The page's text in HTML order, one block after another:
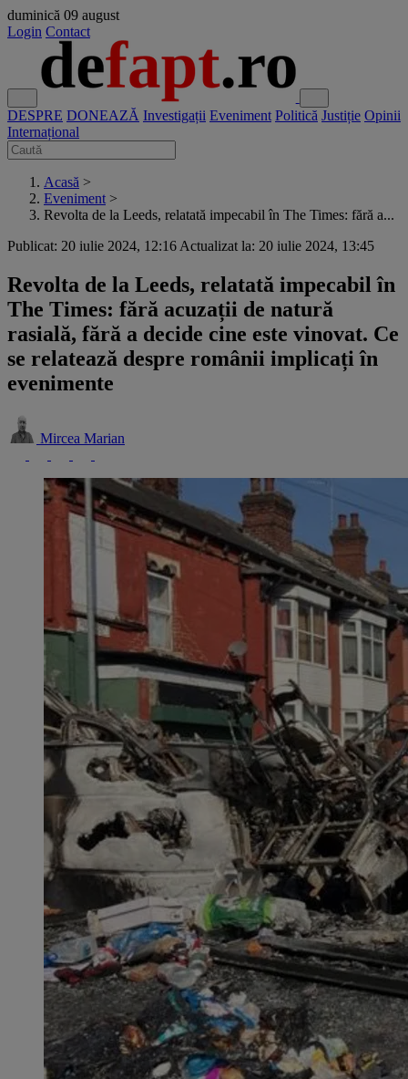
duminică 09 august
Login Contact
DESPRE DONEAZĂ Investigații Eveniment Politică Justiție Opinii
Internațional
Acasă >
Eveniment >
Revolta de la Leeds, relatată impecabil în The Times: fără a...
Publicat: 20 iulie 2024, 12:16 Actualizat la: 20 iulie 2024, 13:45
Revolta de la Leeds, relatată impecabil în
The Times: fără acuzații de natură
rasială, fără a decide cine este vinovat. Ce
se relatează despre românii implicați în
evenimente
Mircea Marian